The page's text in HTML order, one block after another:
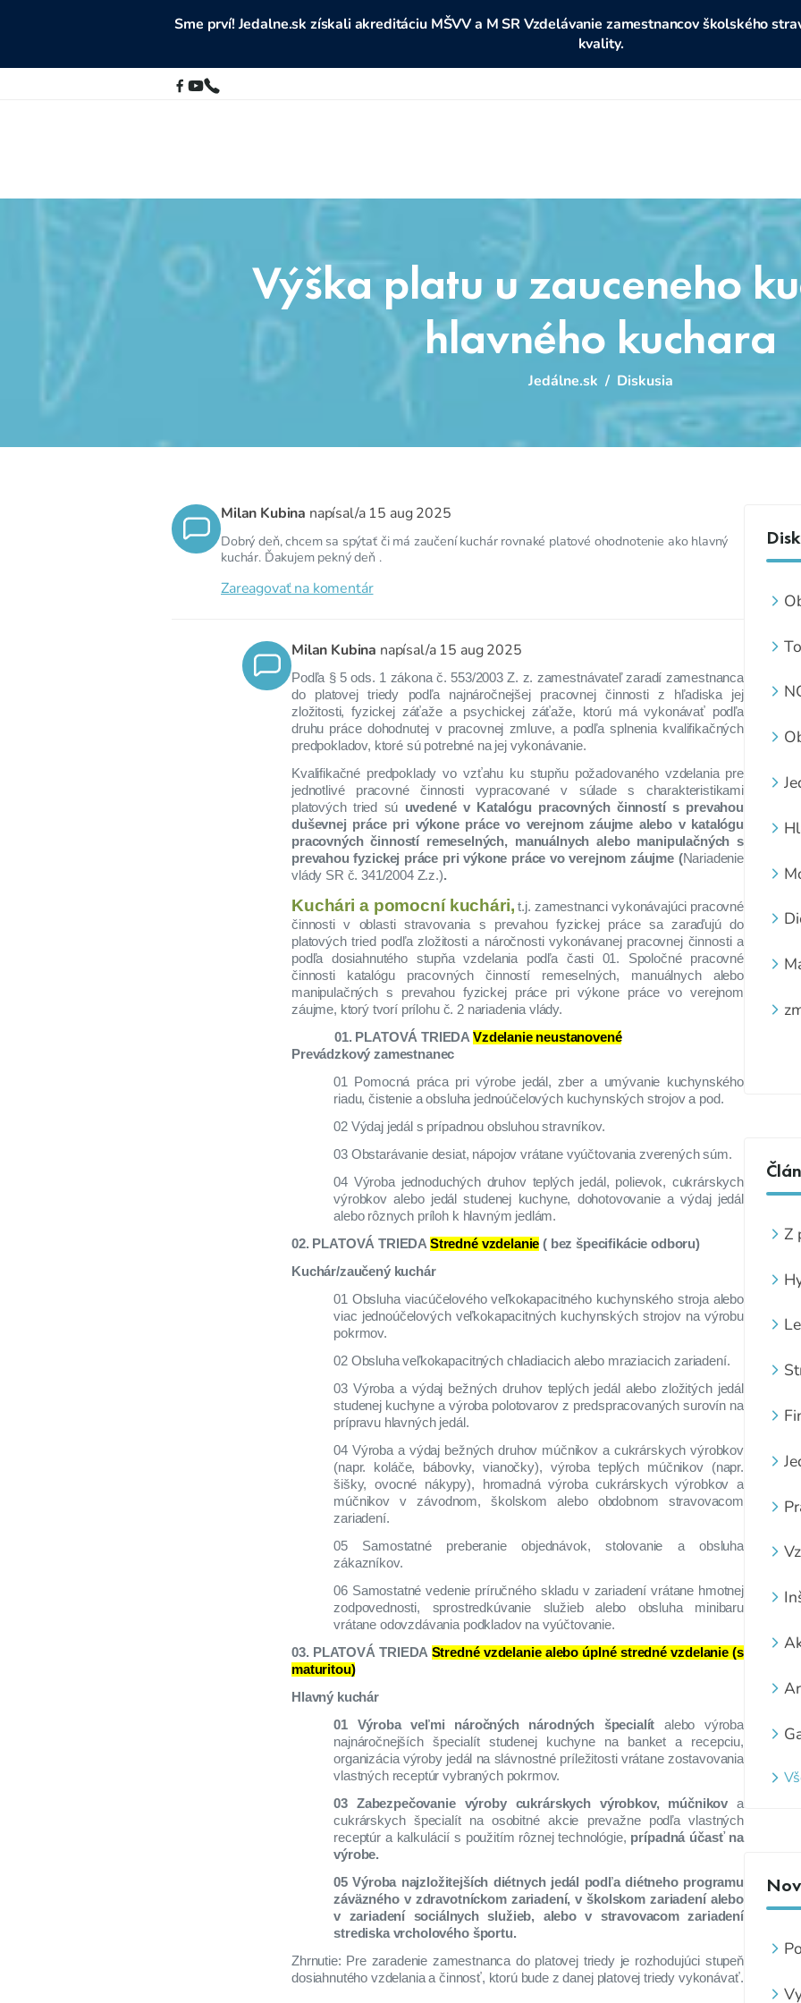
Sme prví! Jedalne.sk získali akreditáciu MŠVV a M SR Vzdelávanie zamestnancov školského
kvality.
Výška platu u zauceneho
hlavného kuchara
Jedálne.sk / Diskusia
Milan Kubina napísal/a 15 aug 2025
Dobrý deň, chcem sa spýtať či má zaučení kuchár rovnaké platové ohodnotenie ako hlavný
kuchár. Ďakujem pekný deň .
Zareagovať na komentár
Milan Kubina napísal/a 15 aug 2025
Podľa § 5 ods. 1 zákona č. 553/2003 Z. z. zamestnávateľ zaradí zamestnanca
do platovej triedy podľa najnáročnejšej pracovnej činnosti z hľadiska jej
zložitosti, fyzickej záťaže a psychickej záťaže, ktorú má vykonávať podľa
druhu práce dohodnutej v pracovnej zmluve, a podľa splnenia kvalifikačných
predpokladov, ktoré sú potrebné na jej vykonávanie.
Kvalifikačné predpoklady vo vzťahu ku stupňu požadovaného vzdelania pre
jednotlivé pracovné činnosti vypracované v súlade s charakteristikami
platových tried sú uvedené v Katalógu pracovných činností s prevahou
duševnej práce pri výkone práce vo verejnom záujme alebo v katalógu
pracovných činností remeselných, manuálnych alebo manipulačných s
prevahou fyzickej práce pri výkone práce vo verejnom záujme (Nariadenie
vlády SR č. 341/2004 Z.z.).
Kuchári a pomocní kuchári, t.j. zamestnanci vykonávajúci pracovné
činnosti v oblasti stravovania s prevahou fyzickej práce sa zaraďujú do
platových tried podľa zložitosti a náročnosti vykonávanej pracovnej činnosti a
podľa dosiahnutého stupňa vzdelania podľa časti 01. Spoločné pracovné
činnosti katalógu pracovných činností remeselných, manuálnych alebo
manipulačných s prevahou fyzickej práce pri výkone práce vo verejnom
záujme, ktorý tvorí prílohu č. 2 nariadenia vlády.
01. PLATOVÁ TRIEDA Vzdelanie neustanovené
Prevádzkový zamestnanec
01 Pomocná práca pri výrobe jedál, zber a umývanie kuchynského
riadu, čistenie a obsluha jednoúčelových kuchynských strojov a pod.
02 Výdaj jedál s prípadnou obsluhou stravníkov.
03 Obstarávanie desiat, nápojov vrátane vyúčtovania zverených súm.
04 Výroba jednoduchých druhov teplých jedál, polievok, cukrárskych
výrobkov alebo jedál studenej kuchyne, dohotovovanie a výdaj jedál
alebo rôznych príloh k hlavným jedlám.
02. PLATOVÁ TRIEDA Stredné vzdelanie ( bez špecifikácie odboru)
Kuchár/zaučený kuchár
01 Obsluha viacúčelového veľkokapacitného kuchynského stroja alebo
viac jednoúčelových veľkokapacitných kuchynských strojov na výrobu
pokrmov.
02 Obsluha veľkokapacitných chladiacich alebo mraziacich zariadení.
03 Výroba a výdaj bežných druhov teplých jedál alebo zložitých jedál
studenej kuchyne a výroba polotovarov z predspracovaných surovín na
prípravu hlavných jedál.
04 Výroba a výdaj bežných druhov múčnikov a cukrárskych výrobkov
(napr. koláče, bábovky, vianočky), výroba teplých múčnikov (napr.
šišky, ovocné nákypy), hromadná výroba cukrárskych výrobkov a
múčnikov v závodnom, školskom alebo obdobnom stravovacom
zariadení.
05 Samostatné preberanie objednávok, stolovanie a obsluha
zákazníkov.
06 Samostatné vedenie príručného skladu v zariadení vrátane hmotnej
zodpovednosti, sprostredkúvanie služieb alebo obsluha minibaru
vrátane odovzdávania podkladov na vyúčtovanie.
03. PLATOVÁ TRIEDA Stredné vzdelanie alebo úplné stredné vzdelanie (s
maturitou)
Hlavný kuchár
01 Výroba veľmi náročných národných špecialít alebo výroba
najnáročnejších špecialít studenej kuchyne na banket a recepciu,
organizácia výroby jedál na slávnostné príležitosti vrátane zostavovania
vlastných receptúr vybraných pokrmov.
03 Zabezpečovanie výroby cukrárskych výrobkov, múčnikova
cukrárskych špecialít na osobitné akcie prevažne podľa vlastných
receptúr a kalkulácií s použitím rôznej technológie, prípadná účasť na
výrobe.
05 Výroba najzložitejších diétnych jedál podľa diétneho programu
záväzného v zdravotníckom zariadení, v školskom zariadení alebo
v zariadení sociálnych služieb, alebo v stravovacom zariadení
strediska vrcholového športu.
Zhrnutie: Pre zaradenie zamestnanca do platovej triedy je rozhodujúci stupeň
dosiahnutého vzdelania a činnosť, ktorú bude z danej platovej triedy vykonávať.
Z